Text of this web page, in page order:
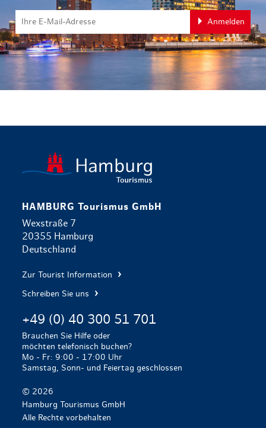
Anmelden
HAMBURG Tourismus GmbH
Wexstraße 7
20355 Hamburg
Deutschland
Zur Tourist Information
Schreiben Sie uns
+49 (0) 40 300 51 701
Brauchen Sie Hilfe oder
möchten telefonisch buchen?
Mo - Fr: 9:00 - 17:00 Uhr
Samstag, Sonn- und Feiertag geschlossen
© 2026
Hamburg Tourismus GmbH
Alle Rechte vorbehalten